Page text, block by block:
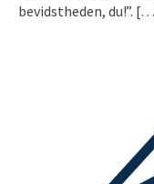
bevidstheden, du!”.